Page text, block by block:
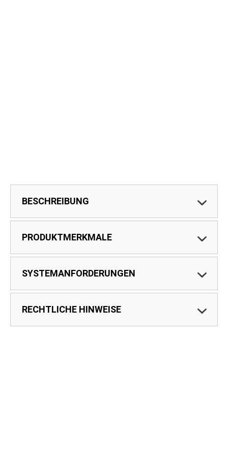
BESCHREIBUNG
PRODUKTMERKMALE
SYSTEMANFORDERUNGEN
RECHTLICHE HINWEISE